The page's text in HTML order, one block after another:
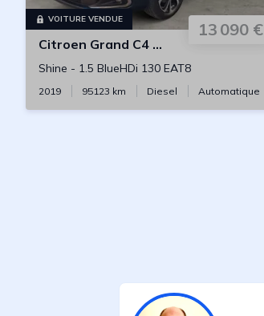
VOITURE VENDUE
13 090 €
Citroen Grand C4 SpaceTourer
Shine - 1.5 BlueHDi 130 EAT8
2019 95123 km Diesel Automatique